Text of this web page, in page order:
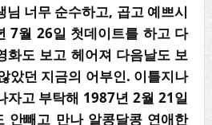
님 너무 순수하고, 곱고 예쁘시
7월 26일 첫데이트를 하고 다
화도 보고 헤어져 다음날도 보
았던 지금의 어부인. 이틀지나
자고 부탁해 1987년2월21일
안빼고 만나 알콩달콩 연애한